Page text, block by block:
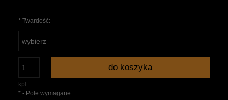
* Twardość:
kpl.
do koszyka
* - Pole wymagane